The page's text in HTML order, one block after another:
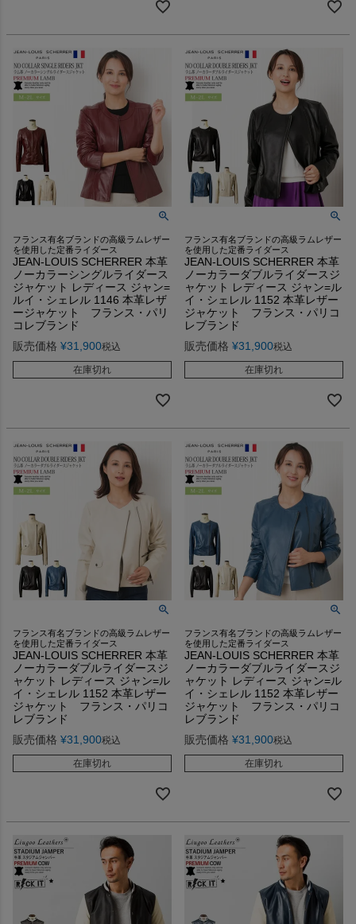
フランス有名ブランドの高級ラムレザー
を使用した定番ライダース
JEAN-LOUIS SCHERRER 本革
ノーカラーシングルライダース
ジャケット レディース ジャン=
ルイ・シェレル 1146 本革レザ
ージャケット フランス・パリ
コレブランド
販売価格 ¥31,900税込
在庫切れ
フランス有名ブランドの高級ラムレザー
を使用した定番ライダース
JEAN-LOUIS SCHERRER 本革
ノーカラーダブルライダースジ
ャケット レディース ジャン=ル
イ・シェレル 1152 本革レザー
ジャケット フランス・パリコ
レブランド
販売価格 ¥31,900税込
在庫切れ
フランス有名ブランドの高級ラムレザー
を使用した定番ライダース
JEAN-LOUIS SCHERRER 本革
ノーカラーダブルライダースジ
ャケット レディース ジャン=ル
イ・シェレル 1152 本革レザー
ジャケット フランス・パリコ
レブランド
販売価格 ¥31,900税込
在庫切れ
フランス有名ブランドの高級ラムレザー
を使用した定番ライダース
JEAN-LOUIS SCHERRER 本革
ノーカラーダブルライダースジ
ャケット レディース ジャン=ル
イ・シェレル 1152 本革レザー
ジャケット フランス・パリコ
レブランド
販売価格 ¥31,900税込
在庫切れ